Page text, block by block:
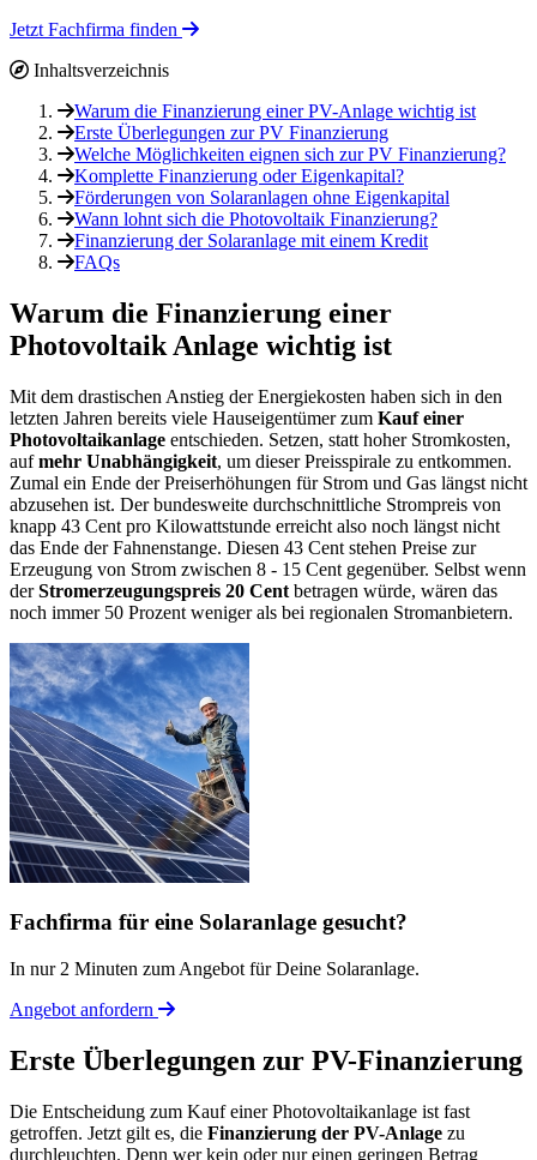
Jetzt Fachfirma finden
Inhaltsverzeichnis
Warum die Finanzierung einer PV-Anlage wichtig ist
Erste Überlegungen zur PV Finanzierung
Welche Möglichkeiten eignen sich zur PV Finanzierung?
Komplette Finanzierung oder Eigenkapital?
Förderungen von Solaranlagen ohne Eigenkapital
Wann lohnt sich die Photovoltaik Finanzierung?
Finanzierung der Solaranlage mit einem Kredit
FAQs
Warum die Finanzierung einer
Photovoltaik Anlage wichtig ist
Mit dem drastischen Anstieg der Energiekosten haben sich in den
letzten Jahren bereits viele Hauseigentümer zum Kauf einer
Photovoltaikanlage entschieden. Setzen, statt hoher Stromkosten,
aufmehr Unabhängigkeit, um dieser Preisspirale zu entkommen.
Zumal ein Ende der Preiserhöhungen für Strom und Gas längst nicht
abzusehen ist. Der bundesweite durchschnittliche Strompreis von
knapp 43 Cent pro Kilowattstunde erreicht also noch längst nicht
das Ende der Fahnenstange. Diesen 43 Cent stehen Preise zur
Erzeugung von Strom zwischen 8 - 15 Cent gegenüber. Selbst wenn
derStromerzeugungspreis 20 Cent betragen würde, wären das
noch immer 50 Prozent weniger als bei regionalen Stromanbietern.
Fachfirma für eine Solaranlage gesucht?
In nur 2 Minuten zum Angebot für Deine Solaranlage.
Angebot anfordern
Erste Überlegungen zur PV-Finanzierung
Die Entscheidung zum Kauf einer Photovoltaikanlage ist fast
getroffen. Jetzt gilt es, die Finanzierung der PV-Anlage zu
durchleuchten. Denn wer kein oder nur einen geringen Betrag